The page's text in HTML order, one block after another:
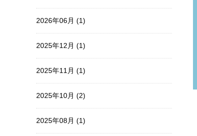
2026年06月 (1)
2025年12月 (1)
2025年11月 (1)
2025年10月 (2)
2025年08月 (1)